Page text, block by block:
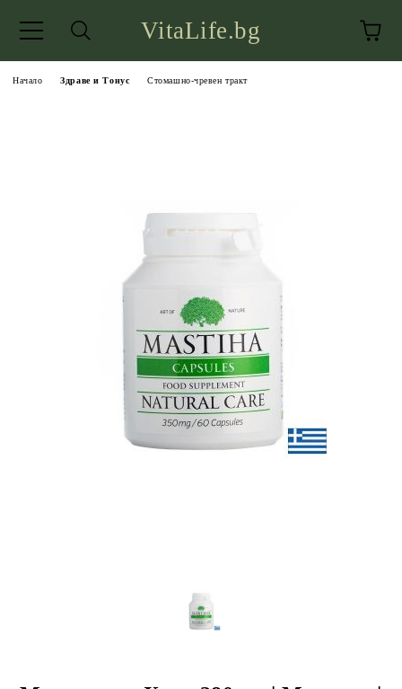
VitaLife.bg
Начало Здраве и Тонус Стомашно-чревен тракт